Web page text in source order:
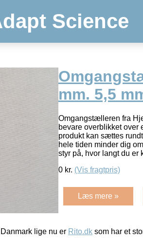
Science
mm. 5,5
Omgangstælleren fra
bevare overblikket over
produkt kan sættes
hele tiden minder dig
styr på, hvor langt du er
0 kr. (Vis fragtpris)
Læs mere »
lige nu er Rito.dk som har et